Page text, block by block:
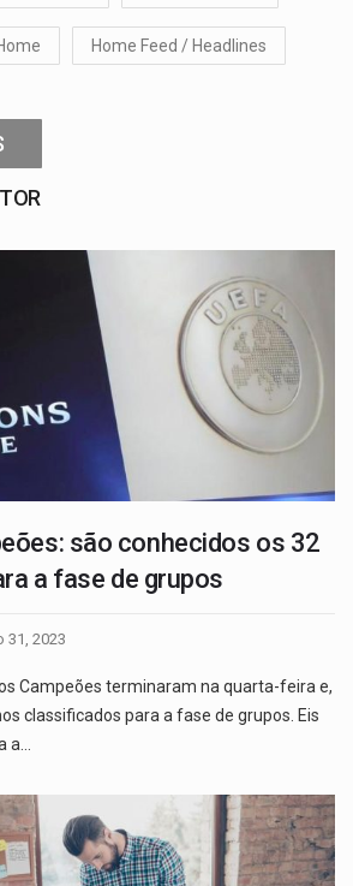
Home Feed / Headlines
são conhecidos os 32
a fase de grupos
31, 2023
Campeões terminaram na quarta-feira e,
classificados para a fase de grupos. Eis
a…